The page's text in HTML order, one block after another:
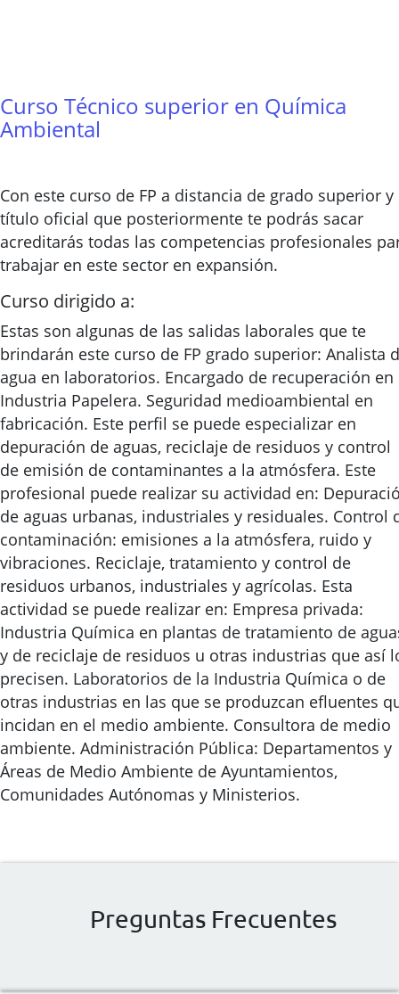
Curso Técnico superior en Química
Ambiental
Con este curso de FP a distancia de grado superior y
título oficial que posteriormente te podrás sacar
acreditarás todas las competencias profesionales
trabajar en este sector en expansión.
Curso dirigido a:
Estas son algunas de las salidas laborales que te
brindarán este curso de FP grado superior: Analista
agua en laboratorios. Encargado de recuperación en
Industria Papelera. Seguridad medioambiental en
fabricación. Este perfil se puede especializar en
depuración de aguas, reciclaje de residuos y control
de emisión de contaminantes a la atmósfera. Este
profesional puede realizar su actividad en:
de aguas urbanas, industriales y residuales. Control
contaminación: emisiones a la atmósfera, ruido y
vibraciones. Reciclaje, tratamiento y control de
residuos urbanos, industriales y agrícolas. Esta
actividad se puede realizar en: Empresa privada:
Industria Química en plantas de tratamiento de
y de reciclaje de residuos u otras industrias que así
precisen. Laboratorios de la Industria Química o de
otras industrias en las que se produzcan efluentes
incidan en el medio ambiente. Consultora de medio
ambiente. Administración Pública: Departamentos y
Áreas de Medio Ambiente de Ayuntamientos,
Comunidades Autónomas y Ministerios.
Preguntas Frecuentes